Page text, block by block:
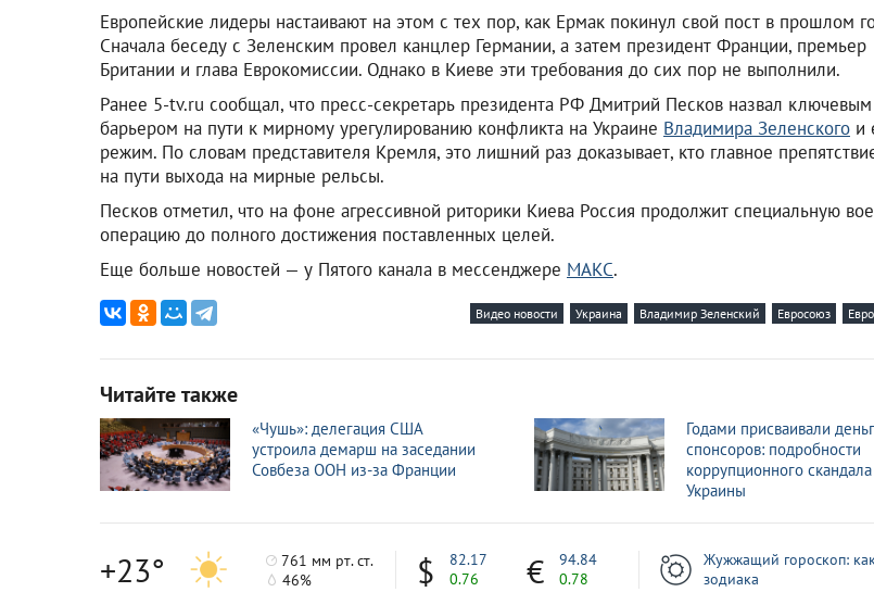
Европейские лидеры настаивают на этом с тех пор, как Ермак покинул свой пост в прошлом
Сначала беседу с Зеленским провел канцлер Германии, а затем президент Франции, премьер
Британии и глава Еврокомиссии. Однако в Киеве эти требования до сих пор не выполнили.
Ранее 5-tv.ru сообщал, что пресс-секретарь президента РФ Дмитрий Песков назвал ключевым
барьером на пути к мирному урегулированию конфликта на Украине Владимира Зеленского и
режим. По словам представителя Кремля, это лишний раз доказывает, кто главное
на пути выхода на мирные рельсы.
Песков отметил, что на фоне агрессивной риторики Киева Россия продолжит специальную
операцию до полного достижения поставленных целей.
Еще больше новостей — у Пятого канала в мессенджере МАКС.
Видео новости Украина Владимир Зеленский Евросоюз
Читайте также
«Чушь»: делегация США
устроила демарш на заседании
Совбеза ООН из-за Франции
Годами присваивали
спонсоров: подробности
коррупционного
Украины
+23°
761 мм рт. ст.
46%
82.17
0.76
94.84
0.78
Жужжащий гороскоп:
зодиака